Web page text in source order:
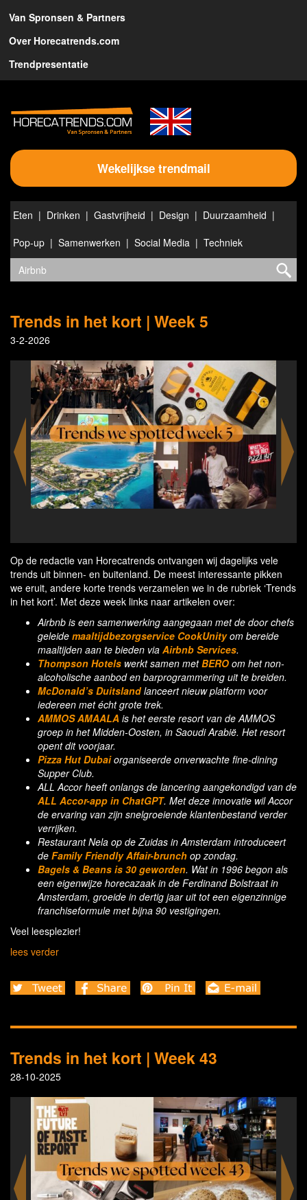
Van Spronsen & Partners
Over Horecatrends.com
Trendpresentatie
Wekelijkse trendmail
Eten Drinken Gastvrijheid Design
Duurzaamheid
Pop-up
Samenwerken Social Media Techniek
Trends in het kort | Week 5
3-2-2026
Op de redactie van Horecatrends ontvangen wij dagelijks vele
trends uit binnen- en buitenland. De meest interessante pikken
we eruit, andere korte trends verzamelen we in de rubriek ‘Trends
in het kort’. Met deze week links naar artikelen over:
Airbnb is een samenwerking aangegaan met de door chefs
geleide maaltijdbezorgservice CookUnityom bereide
maaltijden aan te bieden via Airbnb Services.
Thompson Hotels werkt samen metBERO om het non-
alcoholische aanbod en barprogrammering uit te breiden.
McDonald’s Duitslandlanceert nieuw platform voor
iedereen met écht grote trek.
AMMOS AMAALA is het eerste resort van de AMMOS
groep in het Midden-Oosten, in Saoudi Arabië. Het resort
opent dit voorjaar.
Pizza Hut Dubaiorganiseerde onverwachte fine-dining
Supper Club.
ALL Accor heeft onlangs de lancering aangekondigd van de
ALL Accor-app in ChatGPT. Met deze innovatie wil Accor
de ervaring van zijn snelgroeiende klantenbestand verder
verrijken.
Restaurant Nela op de Zuidas in Amsterdam introduceert
de Family Friendly Affair-brunch op zondag.
Bagels & Beans is 30 geworden. Wat in 1996 begon als
een eigenwijze horecazaak in de Ferdinand Bolstraat in
Amsterdam, groeide in dertig jaar uit tot een eigenzinnige
franchiseformule met bijna 90 vestigingen.
Veel leesplezier!
lees verder
Trends in het kort | Week 43
28-10-2025